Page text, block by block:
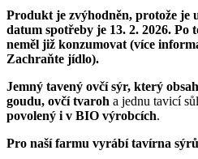
Produkt je zvýhodněn, protože je
datum spotřeby je 13. 2. 2026. Po
neměl již konzumovat (více
Zachraňte jídlo).
Jemný tavený ovčí sýr, který
goudu, ovčí tvaroh a jednu tavicí
povolený i v BIO výrobcích.
Pro naší farmu vyrábí tavírna